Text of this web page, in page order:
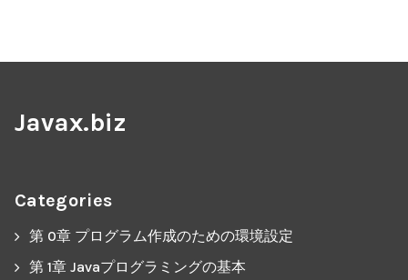
Javax.biz
Categories
第 0章 プログラム作成のための環境設定
第 1章 Javaプログラミングの基本